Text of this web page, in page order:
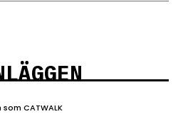
CATWALK